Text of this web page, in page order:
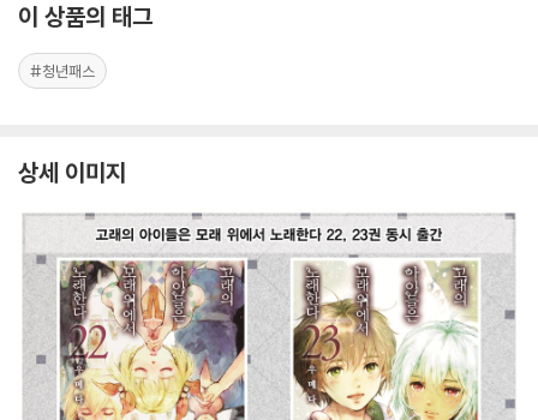
이 상품의 태그
#청년패스
상세 이미지